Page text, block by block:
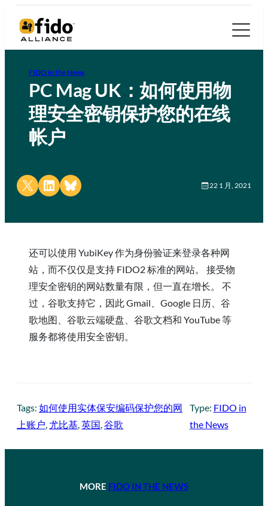
FIDO in the News
PC Mag UK：如何使用物
理安全密钥保护您的在线
帐户
Share on X Share on LinkedIn
Share on Bluesky 22 1 月, 2021
还可以使用 YubiKey 作为身份验证来登录各种网
站，而不仅仅是支持 FIDO2 标准的网站。 接受物
理安全密钥的网站数量有限，但一直在增长。 不
过，谷歌支持它，因此 Gmail、Google 日历、谷
歌地图、谷歌云端硬盘、谷歌文档和 YouTube 等
服务都将使用安全密钥。
Tags: 如何使用实体保安编码保护您的网
上账户 尤比基 英国 谷歌
Type: FIDO in
the News
MORE FIDO IN THE NEWS